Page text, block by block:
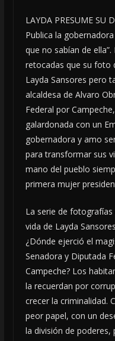
LAYDA PRESUME SU
Publica la
que no sabían de
retocadas que su foto
Layda Sansores pero
alcaldesa de Alvaro
Federal por
galardonada con un
gobernadora y amo
para transformar sus
mano del pueblo
primera mujer
La serie de
vida de Layda
¿Dónde ejerció el
Senadora y Diputada
Campeche? Los
la recuerdan por
crecer la criminalidad.
peor papel, con un
la división de poderes,